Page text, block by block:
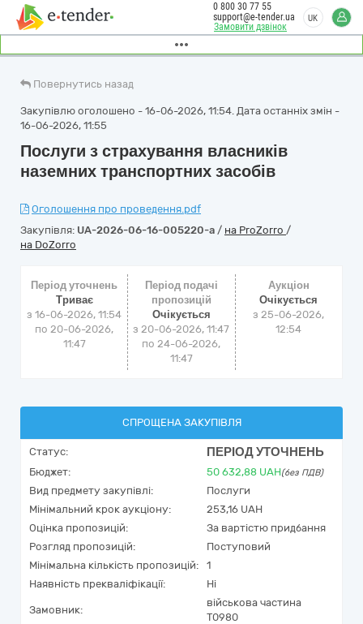
Замовити дзвінок
0 800 30 77 55
support@e-tender.ua
UK
Повернутись назад
Закупівлю оголошено - 16-06-2026, 11:54. Дата останніх змін -
16-06-2026, 11:55
Послуги з страхування власників
наземних транспортних засобів
Оголошення про проведення.pdf
Закупівля: UA-2026-06-16-005220-a / на ProZorro /
на DoZorro
Період уточнень
Триває
з 16-06-2026, 11:54
по 20-06-2026,
11:47
Період подачі
пропозицій
Очікується
з 20-06-2026, 11:47
по 24-06-2026,
11:47
Аукціон
Очікується
з25-06-2026,
12:54
СПРОЩЕНА ЗАКУПІВЛЯ
Статус: ПЕРІОД УТОЧНЕНЬ
Бюджет: 50 632,88 UAH(без ПДВ)
Вид предмету закупівлі:
Послуги
Мінімальний крок аукціону:
253,16 UAH
Оцінка пропозицій:
За вартістю придбання
Розгляд пропозицій:
Поступовий
Мінімальна кількість пропозицій:
1
Наявність прекваліфікації:
Ні
Замовник:
військова частина
Т0980